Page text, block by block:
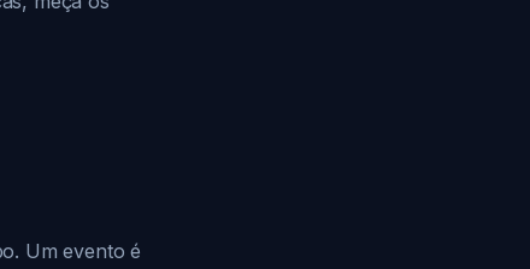
Um evento é